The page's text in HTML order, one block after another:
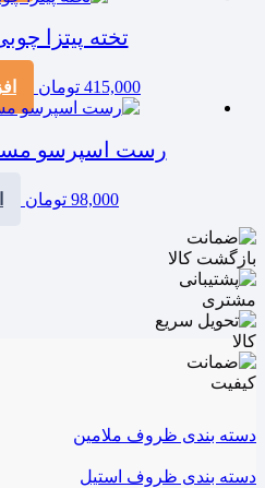
تخته پیتزا
415,000 تومان
رست اسپرسو
98,000 تومان
دسته بندی ظروف ملامین
دسته بندی ظروف استیل